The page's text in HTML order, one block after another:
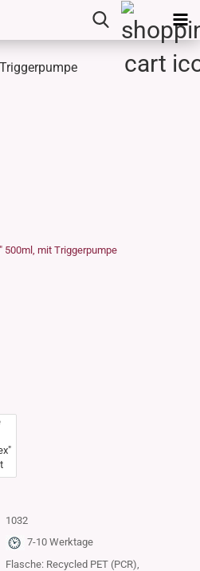
1032
7-10 Werktage
Flasche: Recycled PET (PCR),